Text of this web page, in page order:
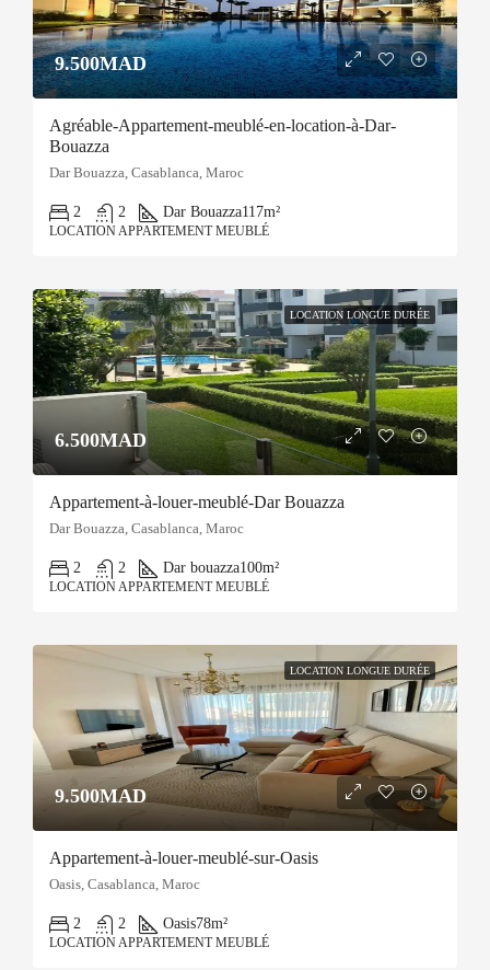
9.500MAD
Agréable-Appartement-meublé-en-location-à-Dar-
Bouazza
Dar Bouazza, Casablanca, Maroc
2 2 Dar Bouazza117m²
LOCATION APPARTEMENT MEUBLÉ
LOCATION LONGUE DURÉE
6.500MAD
Appartement-à-louer-meublé-Dar Bouazza
Dar Bouazza, Casablanca, Maroc
2 2 Dar bouazza100m²
LOCATION APPARTEMENT MEUBLÉ
LOCATION LONGUE DURÉE
9.500MAD
Appartement-à-louer-meublé-sur-Oasis
Oasis, Casablanca, Maroc
2 2 Oasis78m²
LOCATION APPARTEMENT MEUBLÉ